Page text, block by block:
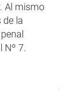
Al mismo
de la
Nº 7.